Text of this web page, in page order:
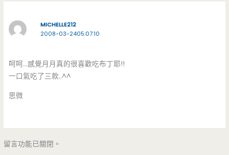
MICHELLE212
2008-03-2405:07:10
呵呵…感覺月月真的很喜歡吃布丁耶!!
一口氣吃了三款..^^
思微
留言功能已關閉。